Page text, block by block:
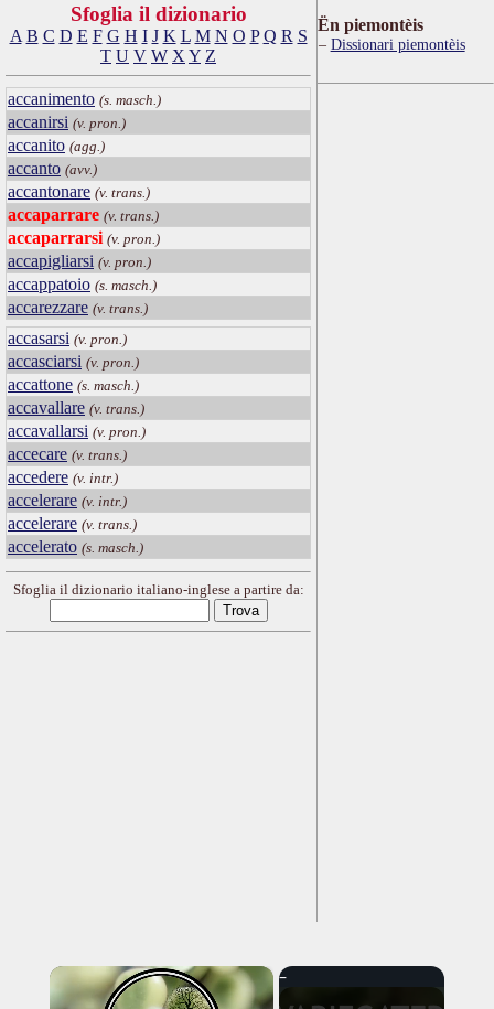
Sfoglia il dizionario
A B C D E F G H I J K L M N O P Q R S
T U V W X Y Z
accanimento (s. masch.)
accanirsi (v. pron.)
accanito (agg.)
accanto (avv.)
accantonare (v. trans.)
accaparrare (v. trans.)
accaparrarsi (v. pron.)
accapigliarsi (v. pron.)
accappatoio (s. masch.)
accarezzare (v. trans.)
accasarsi (v. pron.)
accasciarsi (v. pron.)
accattone (s. masch.)
accavallare (v. trans.)
accavallarsi (v. pron.)
accecare (v. trans.)
accedere (v. intr.)
accelerare (v. intr.)
accelerare (v. trans.)
accelerato (s. masch.)
Sfoglia il dizionario italiano-inglese a partire da:
Ën piemontèis
Dissionari piemontèis
×